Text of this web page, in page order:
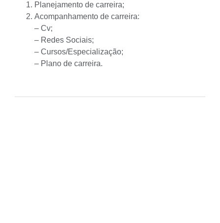
Planejamento de carreira;
Acompanhamento de carreira:
– Cv;
– Redes Sociais;
– Cursos/Especialização;
– Plano de carreira.